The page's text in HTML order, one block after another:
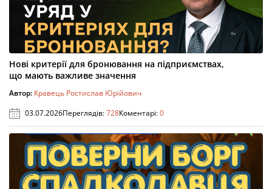
Нові критерії для бронювання на підприємствах,
що мають важливе значення
Автор: Кравець Ростислав Юрійович
03.07.2026Переглядів:728Коментарі:0